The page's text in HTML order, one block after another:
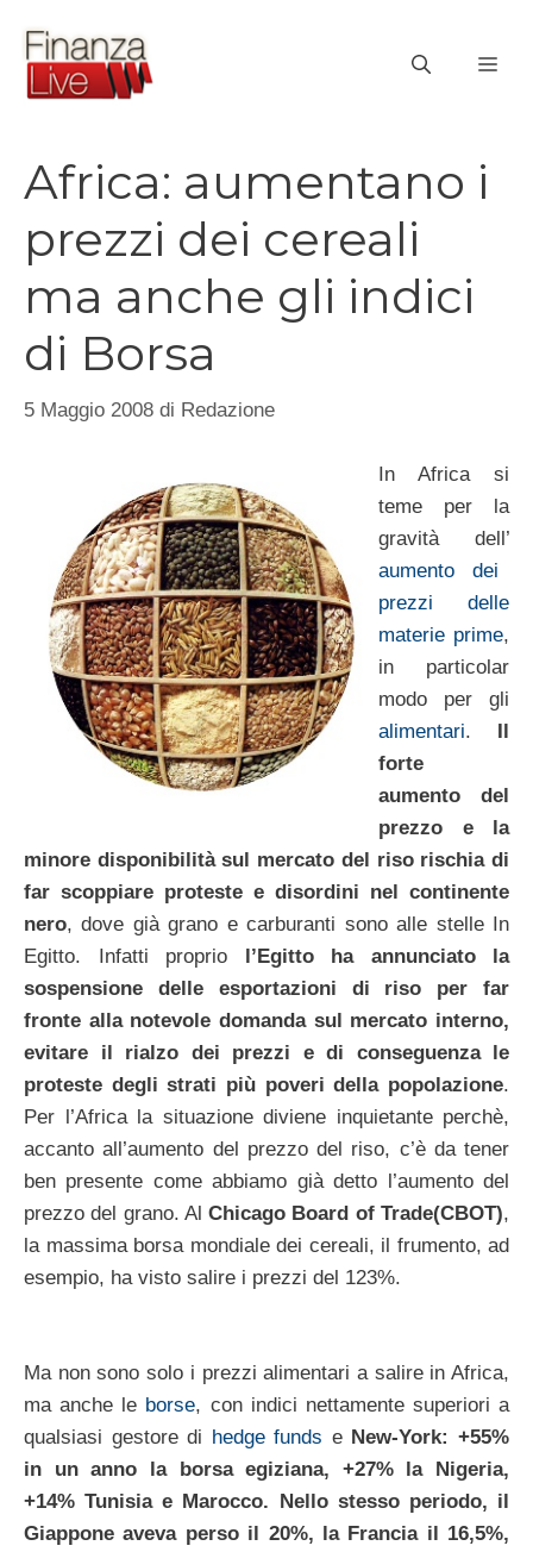
contenuto
Africa: aumentano i
prezzi dei cereali
ma anche gli indici
di Borsa
5 Maggio 2008 di Redazione
In Africa si
teme per la
gravità dell’
aumento dei
prezzi delle
materie prime,
in particolar
modo per gli
alimentari.
forte
aumento del
prezzo e la
minore disponibilità sul mercato del riso rischia di
far scoppiare proteste e disordini nel continente
nero, dove già grano e carburanti sono alle stelle In
Egitto. Infatti proprio
l’Egitto ha annunciato la
sospensione delle esportazioni di riso per far
fronte alla notevole domanda sul mercato interno,
evitare il rialzo dei prezzi e di conseguenza le
proteste degli strati più poveri della popolazione.
Per l’Africa la situazione diviene inquietante perchè,
accanto all’aumento del prezzo del riso, c’è da tener
ben presente come abbiamo già detto l’aumento del
prezzo del grano. AlChicago Board of Trade(CBOT),
la massima borsa mondiale dei cereali, il frumento, ad
esempio, ha visto salire i prezzi del 123%.
Ma non sono solo i prezzi alimentari a salire in Africa,
ma anche le borse, con indici nettamente superiori a
qualsiasi gestore di hedge funds e New-York: +55%
in un anno la borsa egiziana, +27% la Nigeria,
+14% Tunisia e Marocco. Nello stesso periodo, il
Giappone aveva perso il 20%, la Francia il 16,5%,